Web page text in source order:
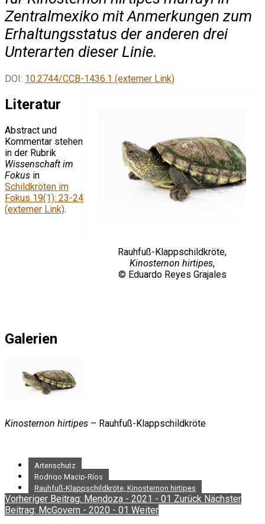
Zentralmexiko mit Anmerkungen zum
Erhaltungsstatus der anderen drei
Unterarten dieser Linie.
DOI: 10.2744/CCB-1436.1 (externer Link)
Rauhfuß-Klappschildkröte,
Kinosternon hirtipes,
© Eduardo Reyes Grajales
Literatur
Abstract und
Kommentar stehen
in der Rubrik
Wissenschaft im
Fokus in
Schildkröten im
Fokus 19(1): 23-24
(externer Link).
Galerien
Kinosternon hirtipes – Rauhfuß-Klappschildkröte
Artenschutz
Rodrigo Macip-Ríos
Rauhfuß-Klappschildkröte, Kinosternon hirtipes
Vorheriger Beitrag: Mendoza - 2021 - 01 Zurück Nächster
Beitrag: McGovern - 2020 - 01 Weiter